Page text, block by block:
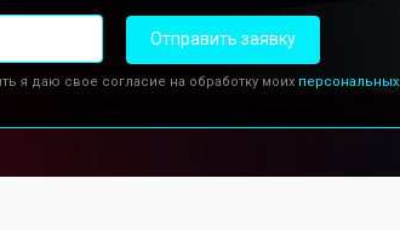
Отправить заявку
я даю свое согласие на обработку моих персональных